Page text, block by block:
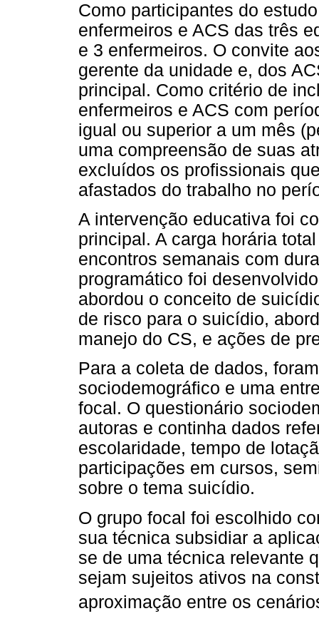
Como participantes do
enfermeiros e ACS das três
e 3 enfermeiros. O convite
gerente da unidade e, dos
principal. Como critério de
enfermeiros e ACS com
igual ou superior a um mês
uma compreensão de suas
excluídos os profissionais
afastados do trabalho no
A intervenção educativa foi
principal. A carga horária
encontros semanais com
programático foi
abordou o conceito de
de risco para o suicídio,
manejo do CS, e ações de
Para a coleta de dados,
sociodemográfico e uma
focal. O questionário
autoras e continha dados
escolaridade, tempo de
participações em cursos,
sobre o tema suicídio.
O grupo focal foi escolhido
sua técnica subsidiar a
se de uma técnica relevante
sejam sujeitos ativos na
aproximação entre os